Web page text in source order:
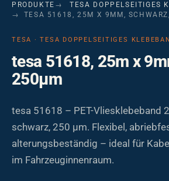
PRODUKTE
TESA DOPPELSEITIGES
TESA 51618, 25M X 9MM,
TESA · TESA DOPPELSEITIGES
tesa 51618, 25m x
250µm
tesa 51618 – PET-Vliesklebeband
schwarz, 250 µm. Flexibel,
alterungsbeständig – ideal für
im Fahrzeuginnenraum.